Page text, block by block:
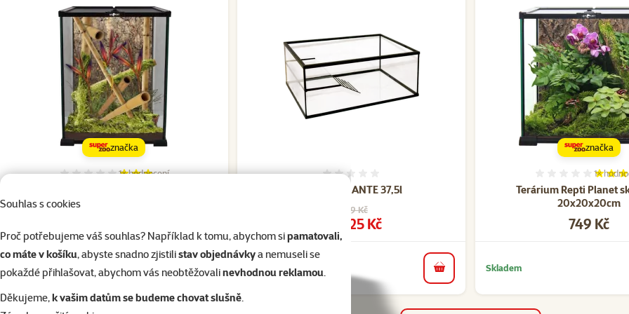
Souhlas s cookies
Proč potřebujeme váš souhlas? Například k tomu, abychom sipamatovali,
co máte v košíku, abyste snadno zjistilistav objednávkya nemuseli se
pokaždé přihlašovat, abychom vás neobtěžovalinevhodnou reklamou.
Děkujeme,k vašim datům se budeme chovat slušně.
Hodnocení 60%, počet hodnocení: 1
1×hodnocení
značka
Skladem do košíku
Želvárium ANTE 37,5l
Původní cena
1 199 Kč
Cena
899,25 Kč
Skladem do košíku
Terárium Repti Planet
20x20x20cm
1×
Cena
749 Kč
značka
Skladem